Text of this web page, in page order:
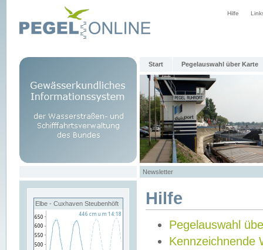
Hilfe
Start Pegelauswahl über Karte
Newsletter
Elbe - Cuxhaven Steubenhöft Hilfe
Pegelauswahl
Kennzeichnende